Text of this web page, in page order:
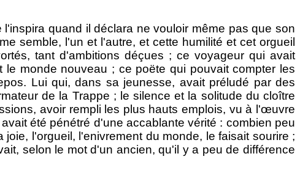
quand il déclara ne vouloir même pas que son
semble, l'un et l'autre, et cette humilité et cet orgueil
tant d'ambitions déçues ; ce voyageur qui avait
monde nouveau ; ce poëte qui pouvait compter les
Lui qui, dans sa jeunesse, avait préludé par des
de la Trappe ; le silence et la solitude du cloître
avoir rempli les plus hauts emplois, vu à l'œuvre
été pénétré d'une accablante vérité : combien peu
l'orgueil, l'enivrement du monde, le faisait sourire ;
selon le mot d'un ancien, qu'il y a peu de différence